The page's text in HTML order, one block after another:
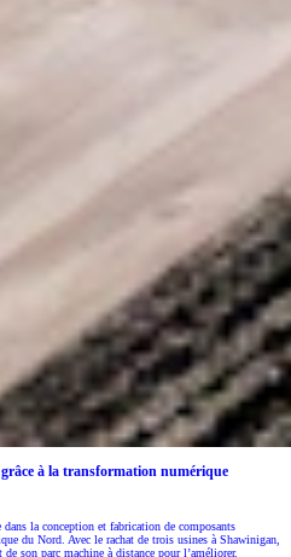
à la transformation numérique
la conception et fabrication de composants
du Nord. Avec le rachat de trois usines à Shawinigan,
son parc machine à distance pour l’améliorer.